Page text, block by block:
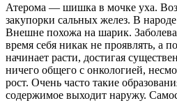
Атерома — шишка в мочке уха.
закупорки сальных желез. В
Внешне похожа на шарик.
время себя никак не проявлять, а
начинает расти, достигая
ничего общего с онкологией,
рост. Очень часто такие
содержимое выходит наружу.